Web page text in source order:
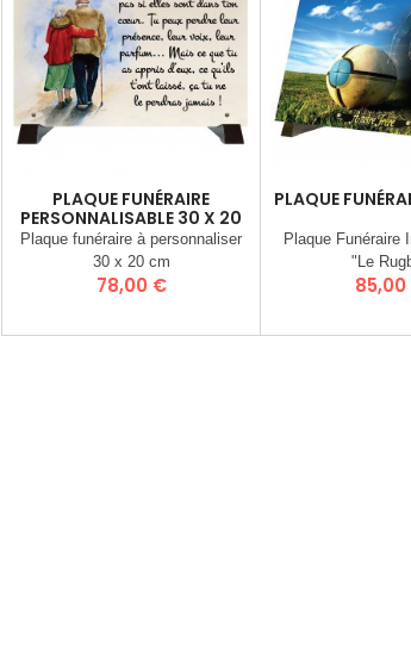
PLAQUE FUNÉRAIRE
PERSONNALISABLE 30 X 20
CM
Plaque funéraire à personnaliser
30 x 20 cm
Prix
78,00 €
PLAQUE
Plaque Funéraire
"Le
Prix